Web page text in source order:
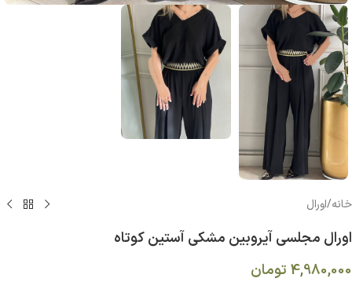
خانه/اورال
اورال مجلسی آيروبين مشكي آستين كوتاه
4,980,000 تومان